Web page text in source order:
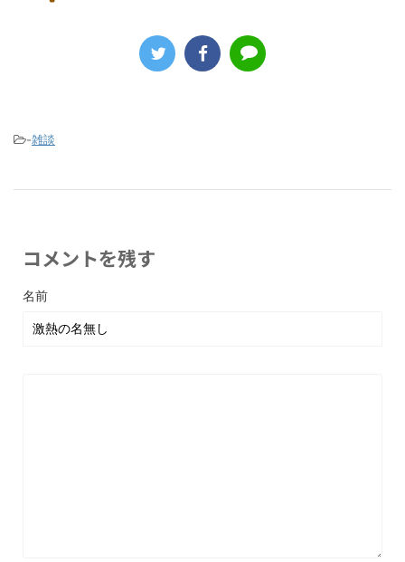
-雑談
コメントを残す
名前